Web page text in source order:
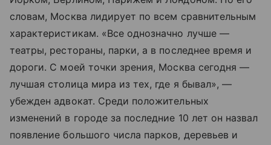
словам, Москва лидирует по всем сравнительным
характеристикам. «Все однозначно лучше —
театры, рестораны, парки, а в последнее время и
дороги. С моей точки зрения, Москва сегодня —
лучшая столица мира из тех, где я бывал», —
убежден адвокат. Среди положительных
изменений в городе за последние 10 лет он назвал
появление большого числа парков, деревьев и